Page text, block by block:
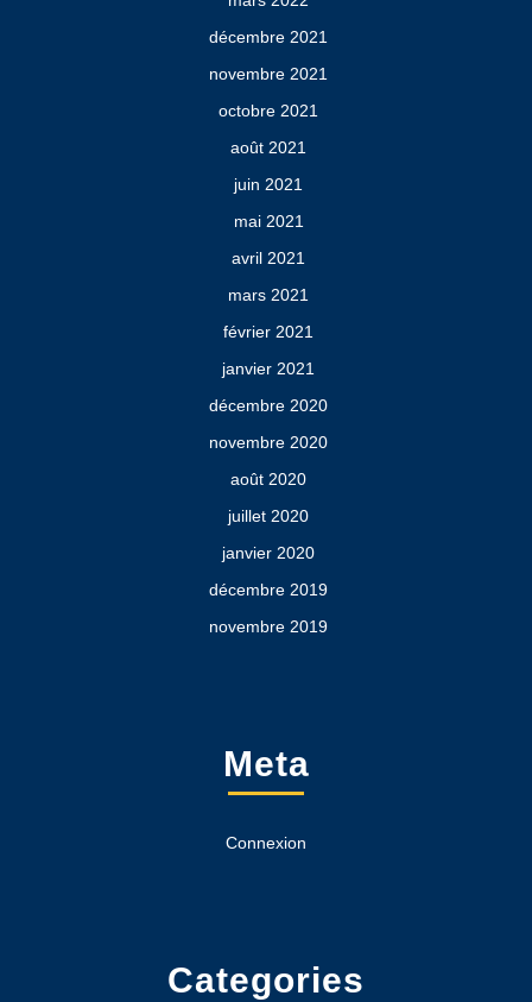
décembre 2021
novembre 2021
octobre 2021
août 2021
juin 2021
mai 2021
avril 2021
mars 2021
février 2021
janvier 2021
décembre 2020
novembre 2020
août 2020
juillet 2020
janvier 2020
décembre 2019
novembre 2019
Meta
Connexion
Categories